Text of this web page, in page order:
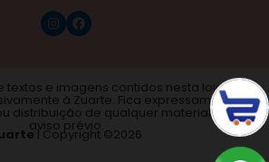
textos e imagens contidos nesta loja são
à Zuarte. Fica expressamente
distribuição de qualquer material sem
aviso prévio.
| Copyright ©2026